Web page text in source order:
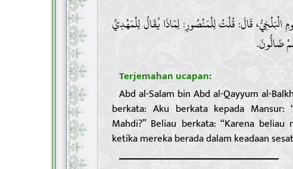
الْبَلْخِيُّ، قَالَ: قُلْتُ لِلْمَنْصُورِ: لِمَاذَا يُقَالُ لِلْمَهْدِيِّ
ضَالُّونَ.
Terjemahan ucapan:
Abd al-Salam bin Abd al-Qayyum al-
berkata: Aku berkata kepada Mansur:
Mahdi?” Beliau berkata: “Karena
ketika mereka berada dalam keadaan